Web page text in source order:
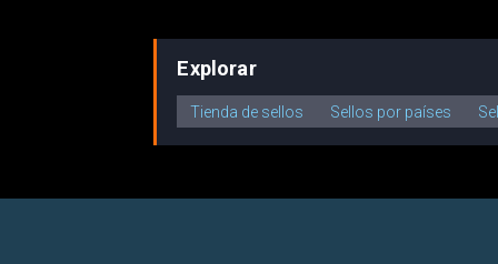
Explorar
Tienda de sellos Sellos por países